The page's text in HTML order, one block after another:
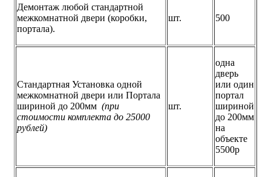
Демонтаж любой стандартной
межкомнатной двери (коробки,
портала).
шт. 500
Стандартная Установка одной
межкомнатной двери или Портала
шириной до 200мм (при
стоимости комплекта до 25000
рублей)
шт.
одна
дверь
или один
портал
шириной
до 200мм
на
объекте
5500р